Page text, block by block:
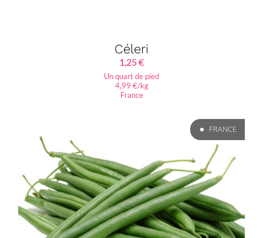
Céleri
1,25€
Un quart de pied
4,99 €/kg
France
FRANCE